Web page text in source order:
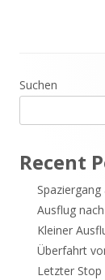
Haupt-
Suchen
Recent
Ausflug
Kleiner
Überfahrt
Letzter Stop